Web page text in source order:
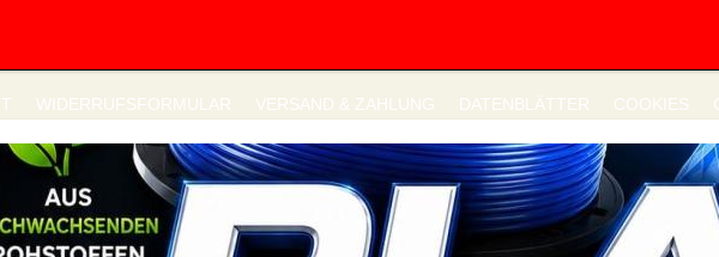
WIDERRUFSFORMULAR VERSAND & ZAHLUNG DATENBLÄTTER COOKIES